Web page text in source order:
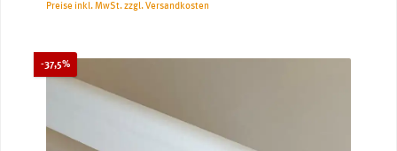
Preise inkl. MwSt. zzgl. Versandkosten
-37,5%Rabatt